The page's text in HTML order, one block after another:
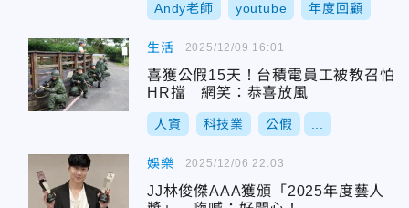
Andy老師 youtube 年度回顧
生活
喜獲公假15天！台積電員工被教召怕
HR擋 網笑：恭喜放風
人資 科技業 公假
2025/12/09 16:01
娛樂
JJ林俊傑AAA獲頒「2025年度藝人
2025/12/06 22:03